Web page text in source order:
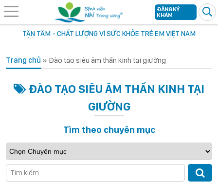
TẬN TÂM - CHẤT LƯỢNG VÌ SỨC KHỎE TRẺ EM VIỆT NAM
ĐĂNG KÝ
KHÁM
Trang chủ » Đào tạo siêu âm thần kinh tại giường
ĐÀO TẠO SIÊU ÂM THẦN KINH TẠI
GIƯỜNG
Tìm theo chuyên mục